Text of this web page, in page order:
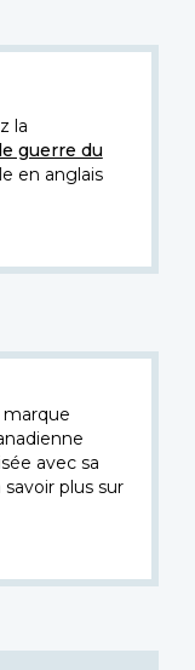
la
guerre du
en anglais
marque
avec sa
plus sur